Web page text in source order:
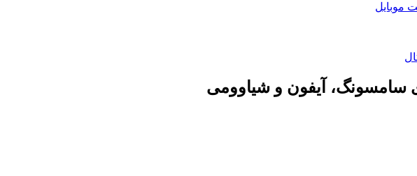
موبایل
سامسونگ، آیفون و شیاوومی